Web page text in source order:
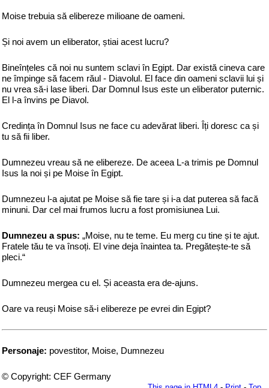
Moise trebuia să elibereze milioane de oameni.
Și noi avem un eliberator, știai acest lucru?
Bineînțeles că noi nu suntem sclavi în Egipt. Dar există cineva care
ne împinge să facem răul - Diavolul. El face din oameni sclavii lui și
nu vrea să-i lase liberi. Dar Domnul Isus este un eliberator puternic.
El l-a învins pe Diavol.
Credința în Domnul Isus ne face cu adevărat liberi. Îți doresc ca și
tu să fii liber.
Dumnezeu vreau să ne elibereze. De aceea L-a trimis pe Domnul
Isus la noi și pe Moise în Egipt.
Dumnezeu l-a ajutat pe Moise să fie tare și i-a dat puterea să facă
minuni. Dar cel mai frumos lucru a fost promisiunea Lui.
Dumnezeu a spus: „Moise, nu te teme. Eu merg cu tine și te ajut.
Fratele tău te va însoți. El vine deja înaintea ta. Pregătește-te să
pleci.“
Dumnezeu mergea cu el. Și aceasta era de-ajuns.
Oare va reuși Moise să-i elibereze pe evrei din Egipt?
Personaje: povestitor, Moise, Dumnezeu
© Copyright: CEF Germany